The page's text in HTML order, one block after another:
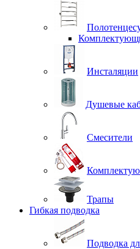
Инсталяции
Душевые
Смесители
Трапы
Гибкая подводка
Подводка